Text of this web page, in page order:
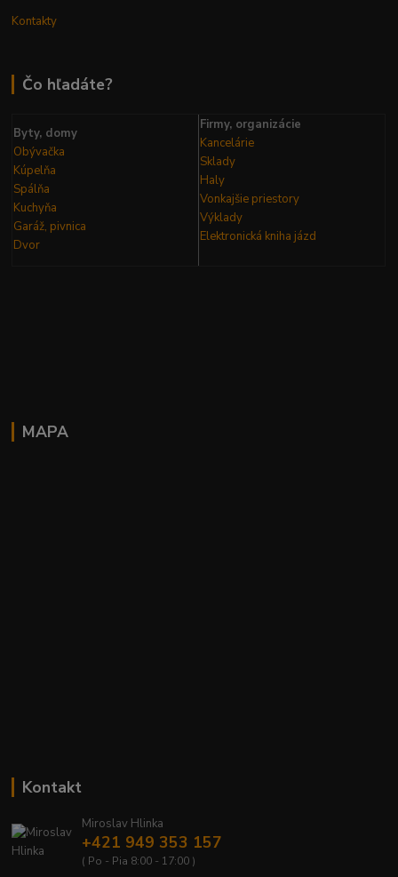
Kontakty
Čo hľadáte?
Byty, domy
Obývačka
Kúpelňa
Spálňa
Kuchyňa
Garáž, pivnica
Dvor
Firmy, organizácie
Kancelárie
Sklady
Haly
Vonkajšie priestory
Výklady
Elektronická kniha jázd
MAPA
Kontakt
Miroslav Hlinka
+421 949 353 157
( Po - Pia 8:00 - 17:00 )